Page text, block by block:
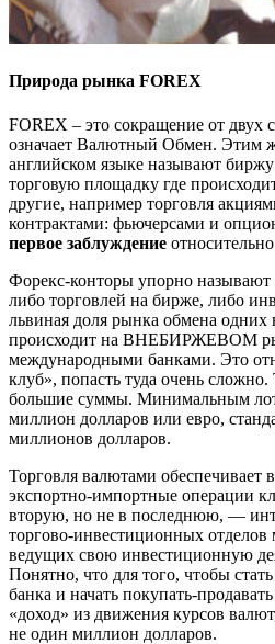
Природа рынка FOREX
FOREX – это сокращение от двух
означает Валютный Обмен. Этим
английском языке называют
торговую площадку где
другие, например торговля
контрактами: фьючерсами и
первое заблуждение
Форекс-конторы упорно
либо торговлей на бирже, либо
львиная доля рынка обмена одних
происходит на ВНЕБИРЖЕВОМ
международными банками. Это
клуб», попасть туда очень
большие суммы. Минимальным
миллион долларов или евро,
миллионов долларов.
Торговля валютами обеспечивает
экспортно-импортные операции
вторую, но не в последнюю, —
торгово-инвестиционных
ведущих свою инвестиционную
Понятно, что для того, чтобы
банка и начать покупать-
«доход» из движения курсов
не один миллион долларов.